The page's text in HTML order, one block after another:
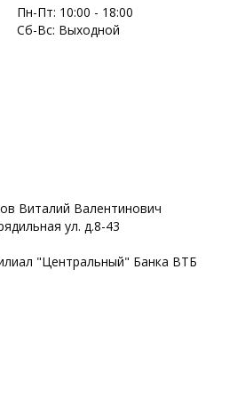
Пн-Пт: 10:00 - 18:00
Сб-Вс: Выходной
Виталий Валентинович
ул. д.8-43
"Центральный" Банка ВТБ